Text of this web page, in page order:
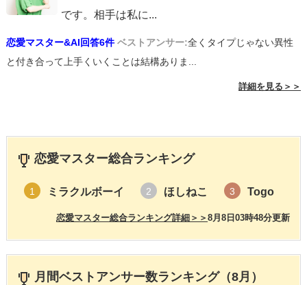
です。相手は私に...
恋愛マスター&AI回答6件 ベストアンサー:全くタイプじゃない異性
と付き合って上手くいくことは結構ありま...
詳細を見る＞＞
恋愛マスター総合ランキング
1 ミラクルボーイ 2 ほしねこ 3 Togo
8月8日03時48分更新
恋愛マスター総合ランキング詳細＞＞
月間ベストアンサー数ランキング（8月）